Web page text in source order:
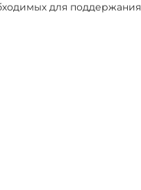
для поддержания